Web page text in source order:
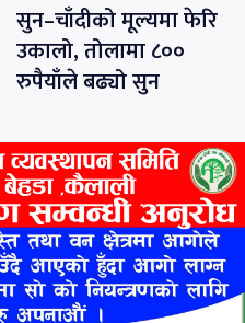
सुन–चाँदीको मूल्यमा फेरि
उकालो, तोलामा ८००
रुपैयाँले बढ्यो सुन